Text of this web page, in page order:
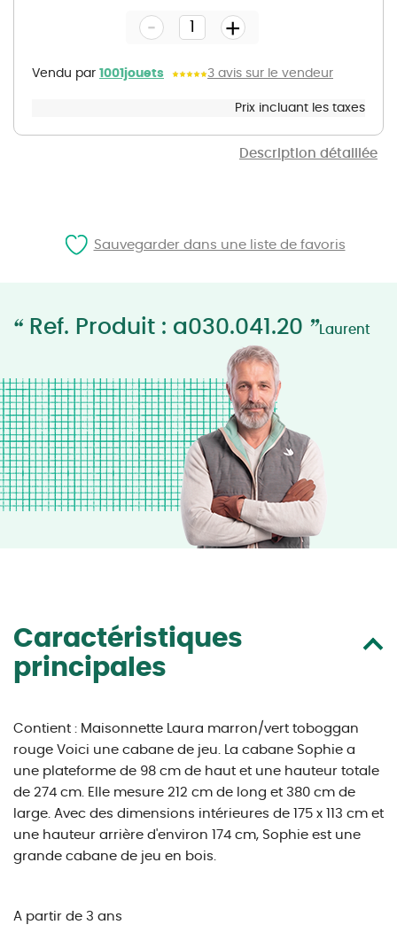
Description détaillée
gallery
Prix incluant les taxes
Vendu par 1001jouets 3 avis sur le vendeur
- +
“ Ref. Produit : a030.041.20 ”Laurent
Caractéristiques
principales
Contient : Maisonnette Laura marron/vert toboggan
rouge Voici une cabane de jeu. La cabane Sophie a
une plateforme de 98 cm de haut et une hauteur totale
de 274 cm. Elle mesure 212 cm de long et 380 cm de
large. Avec des dimensions intérieures de 175 x 113 cm et
une hauteur arrière d'environ 174 cm, Sophie est une
grande cabane de jeu en bois.
A partir de 3 ans
Sauvegarder dans une liste de favoris